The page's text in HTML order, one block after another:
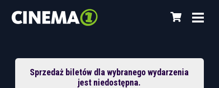
Sprzedaż biletów dla wybranego wydarzenia
jest niedostępna.